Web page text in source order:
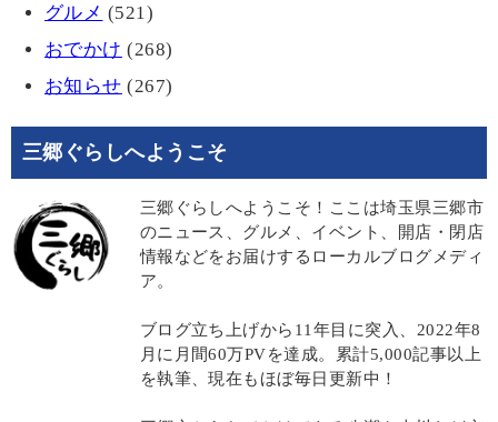
グルメ (521)
おでかけ (268)
お知らせ (267)
三郷ぐらしへようこそ
三郷ぐらしへようこそ！ここは埼玉県三郷市
のニュース、グルメ、イベント、開店・閉店
情報などをお届けするローカルブログメディ
ア。
ブログ立ち上げから11年目に突入、2022年8
月に月間60万PVを達成。累計5,000記事以上
を執筆、現在もほぼ毎日更新中！